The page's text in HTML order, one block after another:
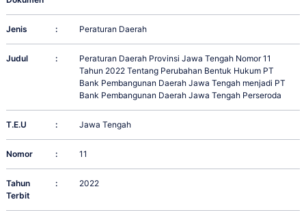
Jenis : Peraturan Daerah
Judul :
Peraturan Daerah Provinsi Jawa Tengah Nomor 11
Tahun 2022 Tentang Perubahan Bentuk Hukum PT
Bank Pembangunan Daerah Jawa Tengah menjadi PT
Bank Pembangunan Daerah Jawa Tengah Perseroda
T.E.U : Jawa Tengah
Nomor : 11
Tahun
Terbit
: 2022